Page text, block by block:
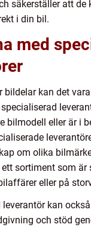
säkerställer att de
i din bil.
med
bildelar kan det
bilmodell eller är i
om olika
sortiment som är
eller på
leverantör kan
och stöd